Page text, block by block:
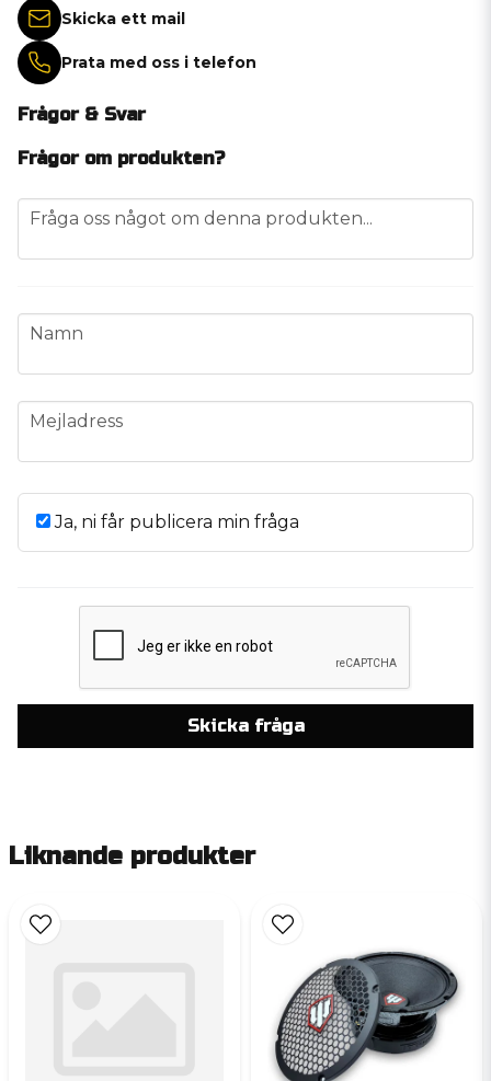
Skicka ett mail
Prata med oss i telefon
Frågor & Svar
Frågor om produkten?
question
Fråga oss något om denna produkten...
name
Namn
email
Mejladress
Ja, ni får publicera min fråga
Skicka fråga
Liknande produkter